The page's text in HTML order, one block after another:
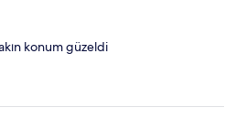
konum güzeldi